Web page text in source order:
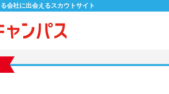
会社に出会えるスカウトサイト